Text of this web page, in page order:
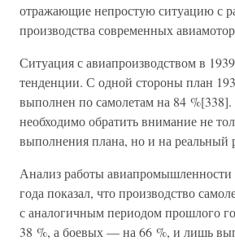
отражающие непростую ситуацию с
производства современных
Ситуация с авиапроизводством в
тенденции. С одной стороны план
выполнен по самолетам на 84
необходимо обратить внимание не
выполнения плана, но и на реальный
Анализ работы авиапромышленности
года показал, что производство
с аналогичным периодом прошлого
38 %, а боевых — на 66 %, и лишь